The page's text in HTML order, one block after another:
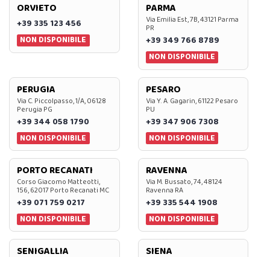
ORVIETO
+39 335 123 456
NON DISPONIBILE
PARMA
Via Emilia Est, 7B, 43121 Parma
PR
+39 349 766 8789
NON DISPONIBILE
PERUGIA
Via C. Piccolpasso, 1/A, 06128
Perugia PG
+39 344 058 1790
NON DISPONIBILE
PESARO
Via Y. A. Gagarin, 61122 Pesaro
PU
+39 347 906 7308
NON DISPONIBILE
PORTO RECANATI
Corso Giacomo Matteotti,
156, 62017 Porto Recanati MC
+39 071 759 0217
NON DISPONIBILE
RAVENNA
Via M. Bussato, 74, 48124
Ravenna RA
+39 335 544 1908
NON DISPONIBILE
SENIGALLIA SIENA